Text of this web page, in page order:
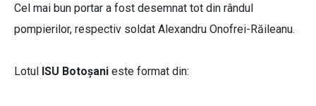
Cel mai bun portar a fost desemnat tot din rândul
pompierilor, respectiv soldat Alexandru Onofrei-Răileanu.
Lotul ISU Botoșani este format din: